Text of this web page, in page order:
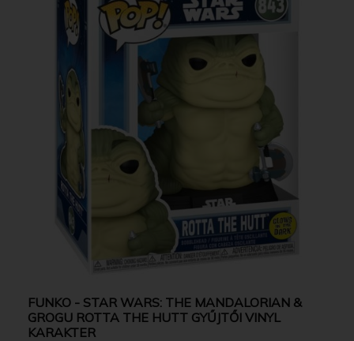
FUNKO - STAR WARS: THE MANDALORIAN &
GROGU ROTTA THE HUTT GYŰJTŐI VINYL
KARAKTER